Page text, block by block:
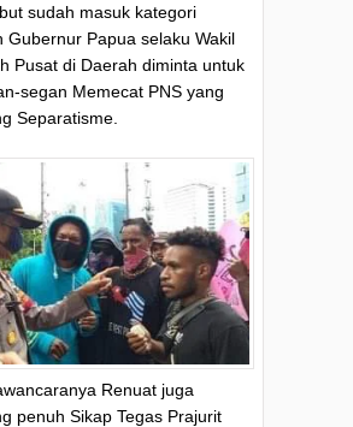
sudah masuk kategori
Gubernur Papua selaku Wakil
Pusat di Daerah diminta untuk
segan Memecat PNS yang
Separatisme.
Renuat juga
penuh Sikap Tegas Prajurit